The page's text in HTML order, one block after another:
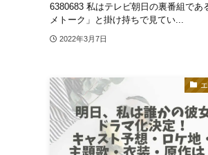
6380683 私はテレビ朝日の裏番組であ
メトーク」と掛け持ちで見てい...
2022年3月7日